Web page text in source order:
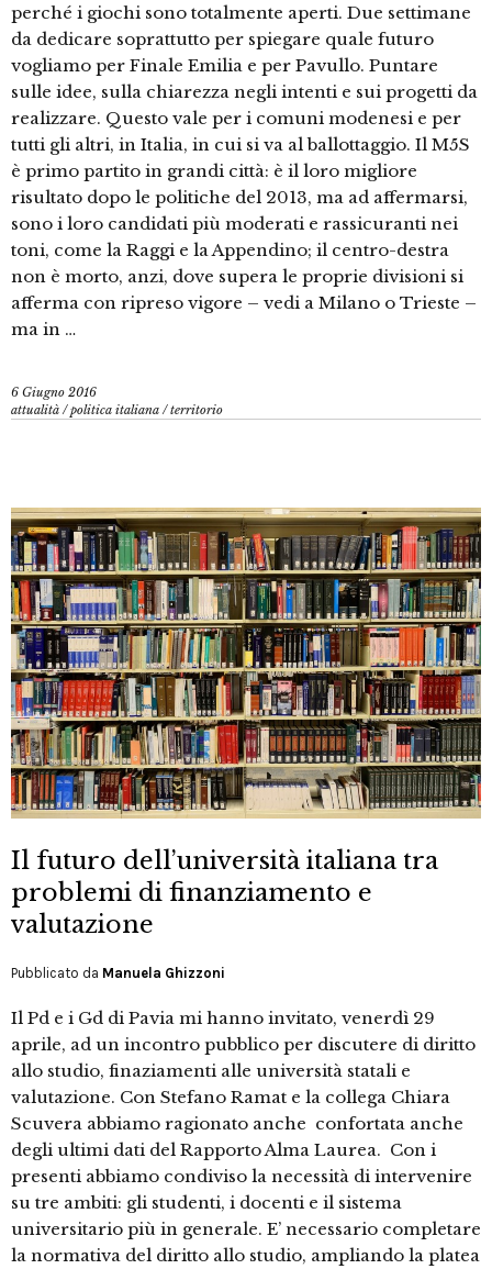
perché i giochi sono totalmente aperti. Due settimane
da dedicare soprattutto per spiegare quale futuro
vogliamo per Finale Emilia e per Pavullo. Puntare
sulle idee, sulla chiarezza negli intenti e sui progetti da
realizzare. Questo vale per i comuni modenesi e per
tutti gli altri, in Italia, in cui si va al ballottaggio. Il M5S
è primo partito in grandi città: è il loro migliore
risultato dopo le politiche del 2013, ma ad affermarsi,
sono i loro candidati più moderati e rassicuranti nei
toni, come la Raggi e la Appendino; il centro-destra
non è morto, anzi, dove supera le proprie divisioni si
afferma con ripreso vigore – vedi a Milano o Trieste –
ma in …
6 Giugno 2016
attualità /politica italiana /territorio
Il futuro dell’‎università‬ italiana tra
problemi di finanziamento e
valutazione
Pubblicato da Manuela Ghizzoni
Il Pd e i Gd di Pavia mi hanno invitato, venerdì 29
aprile, ad un incontro pubblico per discutere di diritto
allo studio, finaziamenti alle università statali e
valutazione. Con Stefano Ramat e la collega Chiara
Scuvera abbiamo ragionato anche confortata anche
degli ultimi dati del Rapporto Alma Laurea. Con i
presenti abbiamo condiviso la necessità di intervenire
su tre ambiti: gli studenti, i docenti e il sistema
universitario più in generale. E’ necessario completare
la normativa del diritto allo studio, ampliando la platea